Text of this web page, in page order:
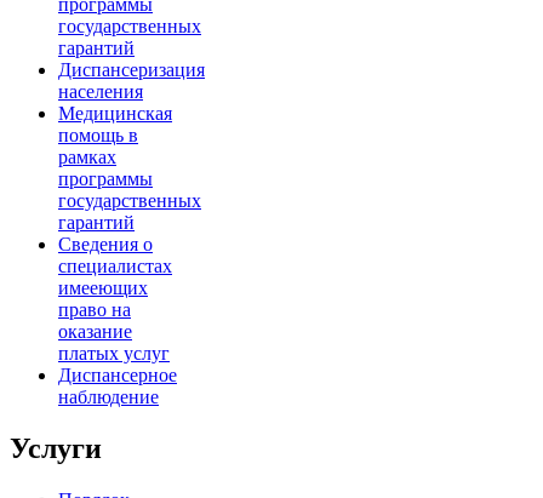
программы
государственных
гарантий
Диспансеризация
населения
Медицинская
помощь в
рамках
программы
государственных
гарантий
Сведения о
специалистах
имееющих
право на
оказание
платых услуг
Диспансерное
наблюдение
Услуги